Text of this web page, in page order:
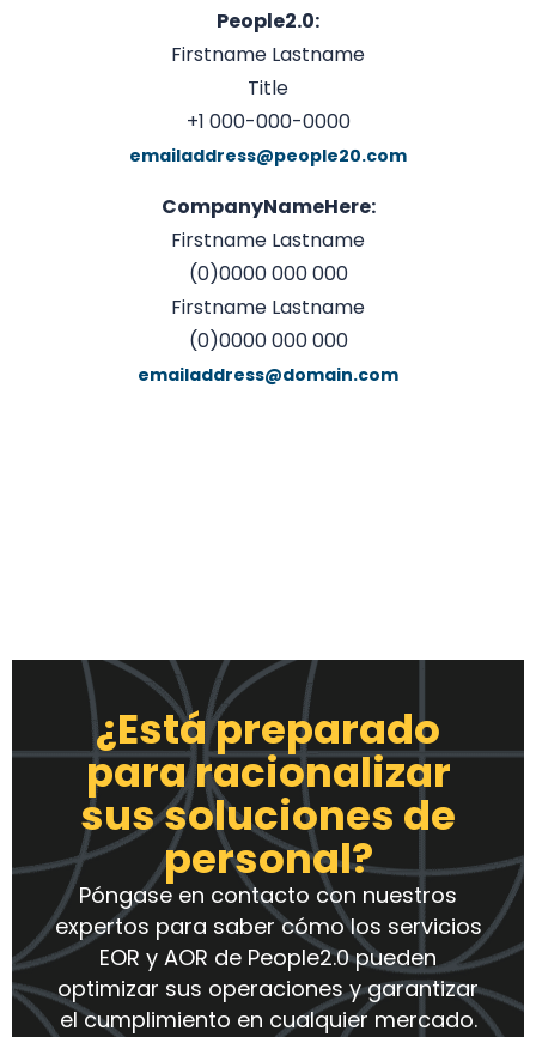
People2.0:
Firstname Lastname
Title
+1 000-000-0000
emailaddress@people20.com
CompanyNameHere:
Firstname Lastname
(0)0000 000 000
Firstname Lastname
(0)0000 000 000
emailaddress@domain.com
¿Está preparado
para racionalizar
sus soluciones de
personal?
Póngase en contacto con nuestros
expertos para saber cómo los servicios
EOR y AOR de People2.0 pueden
optimizar sus operaciones y garantizar
el cumplimiento en cualquier mercado.